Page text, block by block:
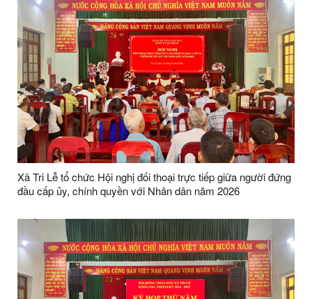
Xã Tri Lễ tổ chức Hội nghị đối thoại trực tiếp giữa người đứng
đầu cấp ủy, chính quyền với Nhân dân năm 2026